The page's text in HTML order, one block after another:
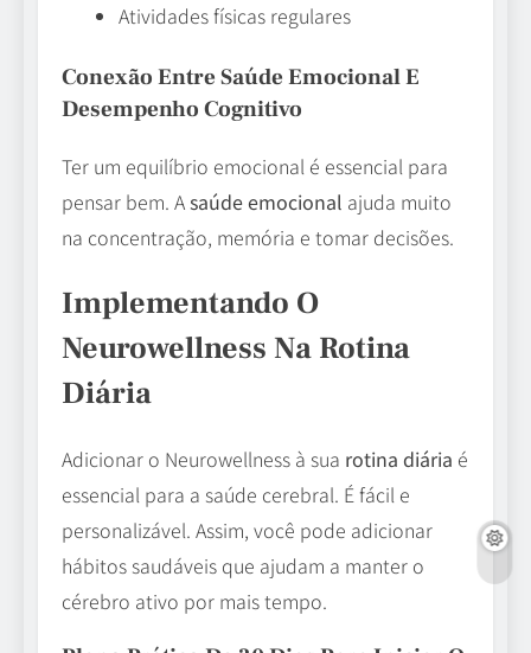
Atividades físicas regulares
Conexão Entre Saúde Emocional E
Desempenho Cognitivo
Ter um equilíbrio emocional é essencial para
pensar bem. Asaúde emocional ajuda muito
na concentração, memória e tomar decisões.
Implementando O
Neurowellness Na Rotina
Diária
Adicionar o Neurowellness à sua rotina diária é
essencial para a saúde cerebral. É fácil e
personalizável. Assim, você pode adicionar
hábitos saudáveis que ajudam a manter o
cérebro ativo por mais tempo.